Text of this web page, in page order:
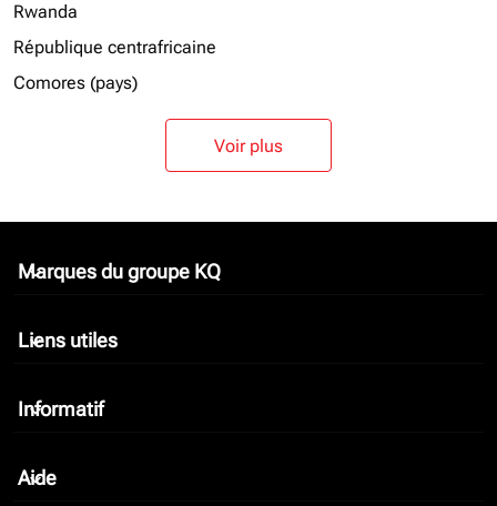
Rwanda
République centrafricaine
Comores (pays)
Voir plus
Marques du groupe KQ
keyboard_arrow_down
Liens utiles
keyboard_arrow_down
Informatif
keyboard_arrow_down
Aide
keyboard_arrow_down